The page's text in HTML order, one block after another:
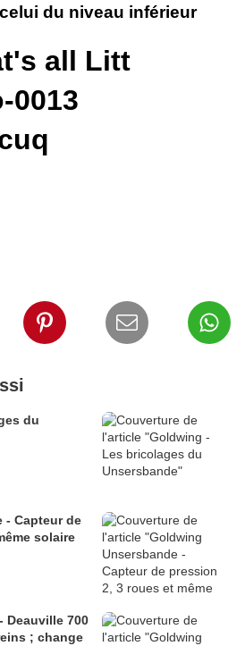
du niveau inférieur
all Litt
du
- Capteur de
solaire
Deauville 700
; change